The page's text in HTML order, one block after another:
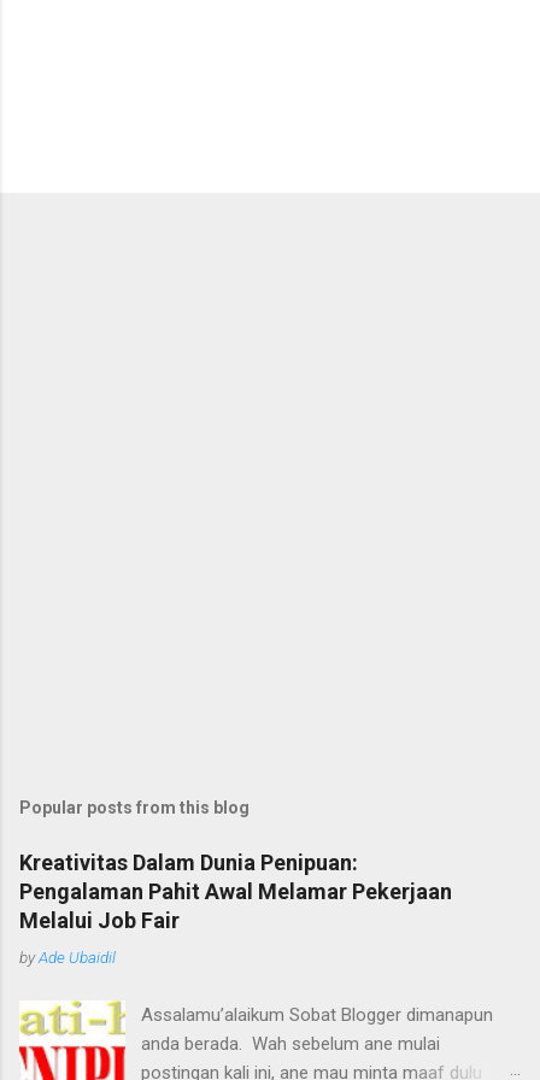
Popular posts from this blog
Kreativitas Dalam Dunia Penipuan:
Pengalaman Pahit Awal Melamar Pekerjaan
Melalui Job Fair
byAde Ubaidil
Assalamu’alaikum Sobat Blogger dimanapun
anda berada. Wah sebelum ane mulai
postingan kali ini, ane mau minta maaf dulu